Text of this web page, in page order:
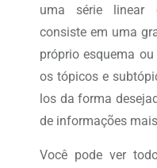
uma série linear
consiste em uma
próprio esquema
os tópicos e
los da forma
de informações
Você pode ver